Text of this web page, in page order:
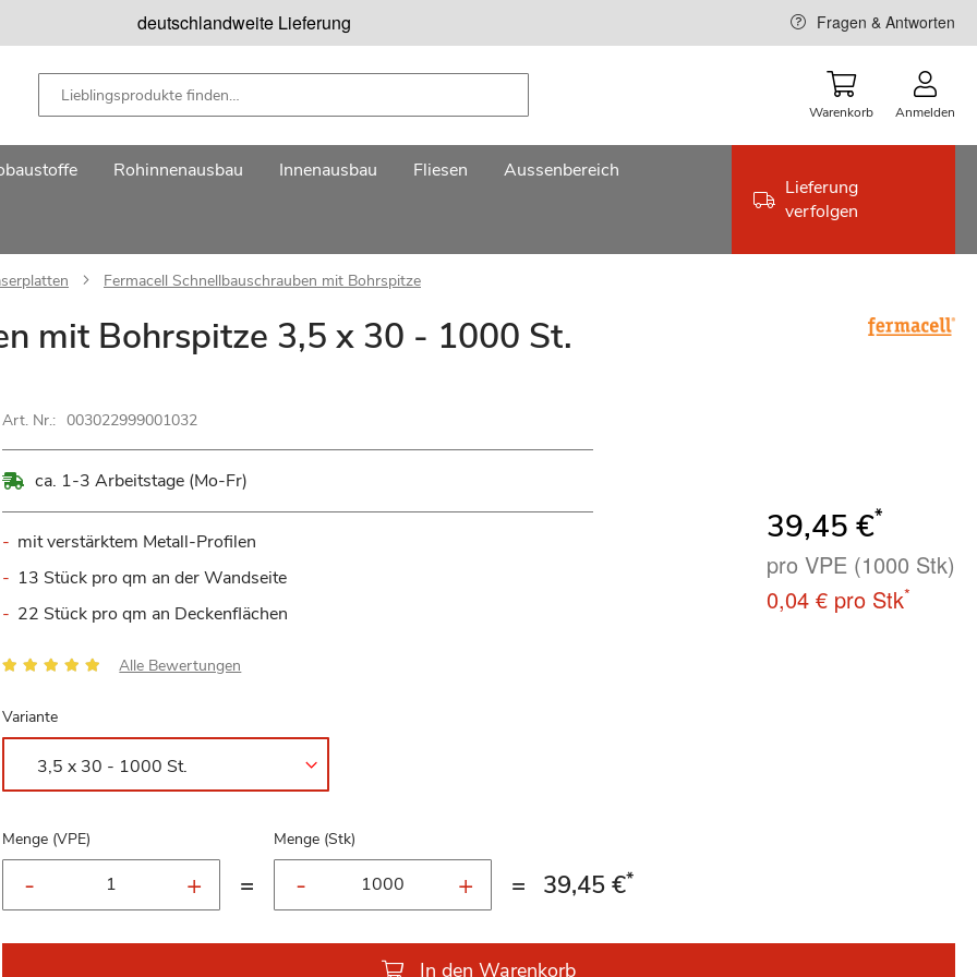
deutschlandweite Lieferung Fragen & Antworten
Warenkorb Anmelden
Rohinnenausbau Innenausbau Fliesen Aussenbereich
Lieferung
verfolgen
Fermacell Schnellbauschrauben mit Bohrspitze
mit Bohrspitze 3,5 x 30 - 1000 St.
Art. Nr.: 003022999001032
ca. 1-3 Arbeitstage (Mo-Fr)
mit verstärktem Metall-Profilen
13 Stück pro qm an der Wandseite
22 Stück pro qm an Deckenflächen
Bewertung: Alle Bewertungen
39,45 €*
pro VPE (1000 Stk)
0,04 € pro Stk*
Variante
Menge (VPE)
=
Menge (Stk)
= 39,45 €*
In den Warenkorb